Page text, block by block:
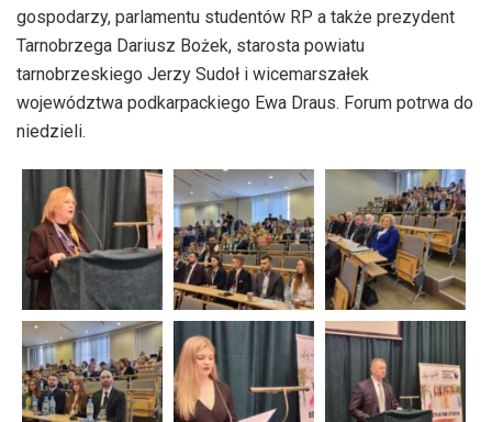
gospodarzy, parlamentu studentów RP a także prezydent
Tarnobrzega Dariusz Bożek, starosta powiatu
tarnobrzeskiego Jerzy Sudoł i wicemarszałek
województwa podkarpackiego Ewa Draus. Forum potrwa do
niedzieli.